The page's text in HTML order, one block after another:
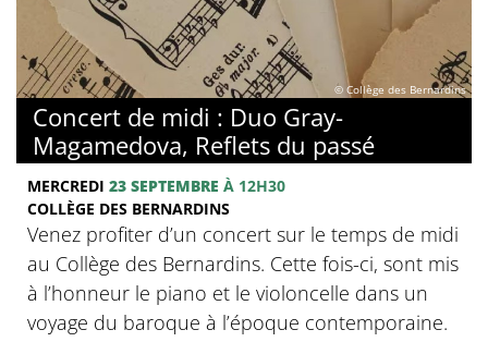
© Collège des Bernardins
Concert de midi : Duo Gray-
Magamedova, Reflets du passé
MERCREDI 23 SEPTEMBRE À 12H30
COLLÈGE DES BERNARDINS
Venez profiter d’un concert sur le temps de midi
au Collège des Bernardins. Cette fois-ci, sont mis
à l’honneur le piano et le violoncelle dans un
voyage du baroque à l’époque contemporaine.